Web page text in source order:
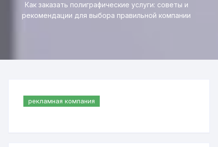
Как заказать полиграфические услуги: советы и
рекомендации для выбора правильной компании
рекламная компания